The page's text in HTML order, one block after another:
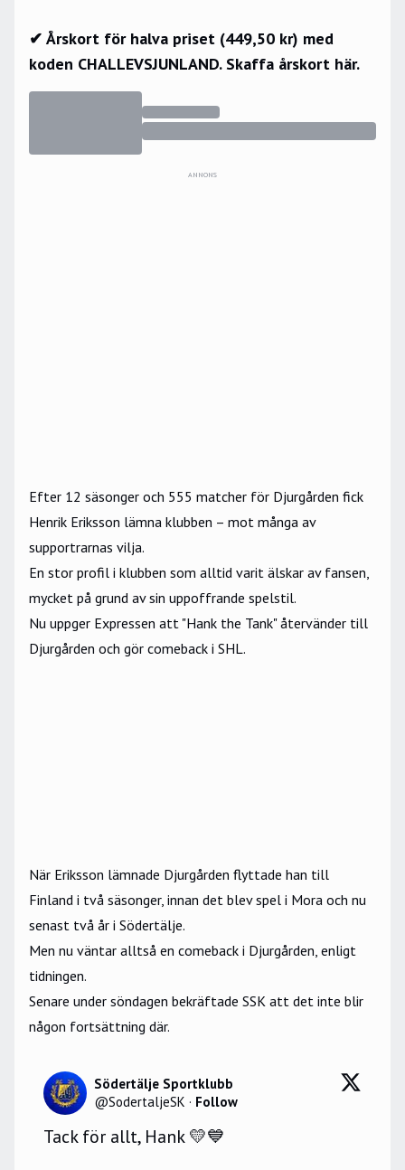
✔ Årskort för halva priset (449,50 kr) med
koden CHALLEVSJUNLAND. Skaffa årskort här.
ANNONS
Efter 12 säsonger och 555 matcher för Djurgården fick
Henrik Eriksson lämna klubben – mot många av
supportrarnas vilja.
En stor profil i klubben som alltid varit älskar av fansen,
mycket på grund av sin uppoffrande spelstil.
Nu uppger Expressen att "Hank the Tank" återvänder till
Djurgården och gör comeback i SHL.
När Eriksson lämnade Djurgården flyttade han till
Finland i två säsonger, innan det blev spel i Mora och nu
senast två år i Södertälje.
Men nu väntar alltså en comeback i Djurgården, enligt
tidningen.
Senare under söndagen bekräftade SSK att det inte blir
någon fortsättning där.
Södertälje Sportklubb
@SodertaljeSK · Follow
Tack för allt, Hank 💛💙